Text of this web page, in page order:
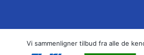
Vi sammenligner tilbud fra alle de